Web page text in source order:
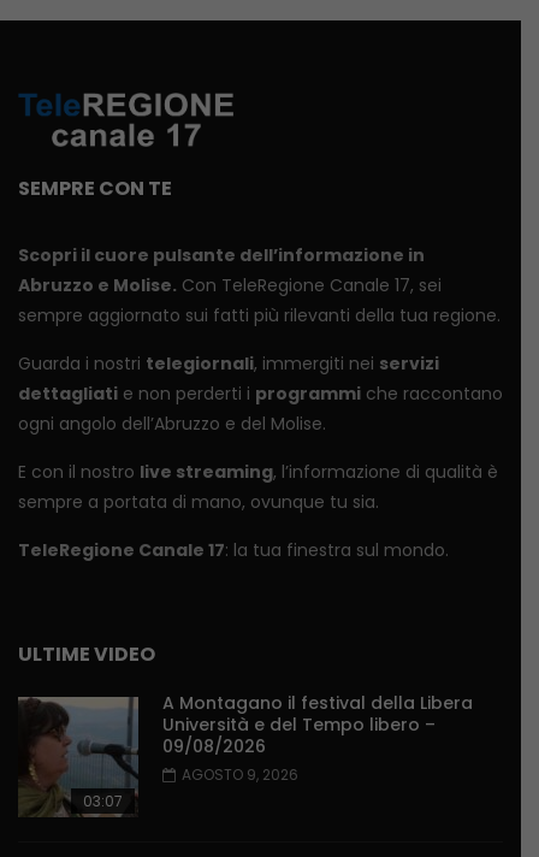
SEMPRE CON TE
Scopri il cuore pulsante dell’informazione in
Abruzzo e Molise. Con TeleRegione Canale 17, sei
sempre aggiornato sui fatti più rilevanti della tua regione.
Guarda i nostri telegiornali, immergiti nei servizi
dettagliati e non perderti i programmi che raccontano
ogni angolo dell’Abruzzo e del Molise.
E con il nostro live streaming, l’informazione di qualità è
sempre a portata di mano, ovunque tu sia.
TeleRegione Canale 17: la tua finestra sul mondo.
ULTIME VIDEO
03:07
A Montagano il festival della Libera
Università e del Tempo libero –
09/08/2026
AGOSTO 9, 2026